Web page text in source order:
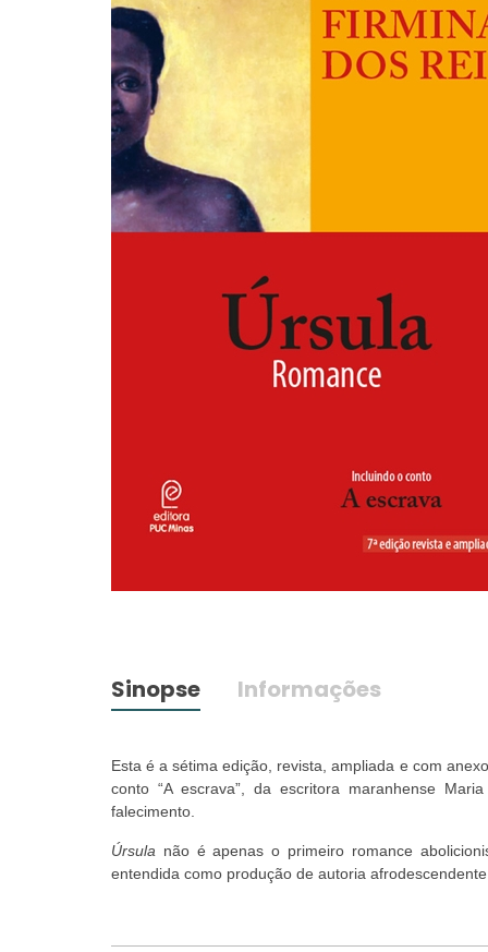
Sinopse Informações
Esta é a sétima edição, revista, ampliada e com
conto “A escrava”, da escritora maranhense
falecimento.
Úrsula não é apenas o primeiro romance
entendida como produção de autoria